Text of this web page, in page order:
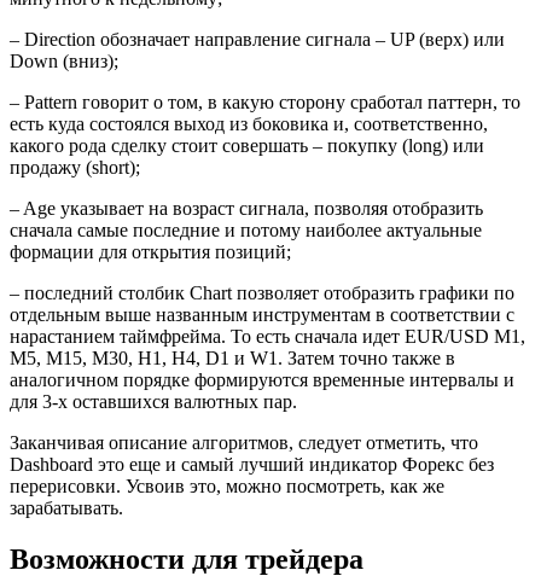
– Direction обозначает направление сигнала – UP (верх) или
Down (вниз);
– Pattern говорит о том, в какую сторону сработал паттерн, то
есть куда состоялся выход из боковика и, соответственно,
какого рода сделку стоит совершать – покупку (long) или
продажу (short);
– Age указывает на возраст сигнала, позволяя отобразить
сначала самые последние и потому наиболее актуальные
формации для открытия позиций;
– последний столбик Chart позволяет отобразить графики по
отдельным выше названным инструментам в соответствии с
нарастанием таймфрейма. То есть сначала идет EUR/USD M1,
М5, М15, М30, Н1, Н4, D1 и W1. Затем точно также в
аналогичном порядке формируются временные интервалы и
для 3-х оставшихся валютных пар.
Заканчивая описание алгоритмов, следует отметить, что
Dashboard это еще и самый лучший индикатор Форекс без
перерисовки. Усвоив это, можно посмотреть, как же
зарабатывать.
Возможности для трейдера